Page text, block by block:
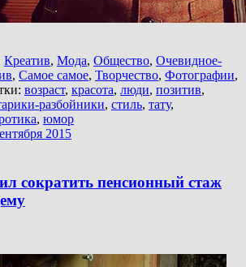
Креатив, Мода, Общество, Очевидное-
, Самое самое, Творчество, Фотографии,
возраст, красота, люди, позитив,
разбойники, стиль, тату,
, юмор
2015
сократить пенсионный стаж